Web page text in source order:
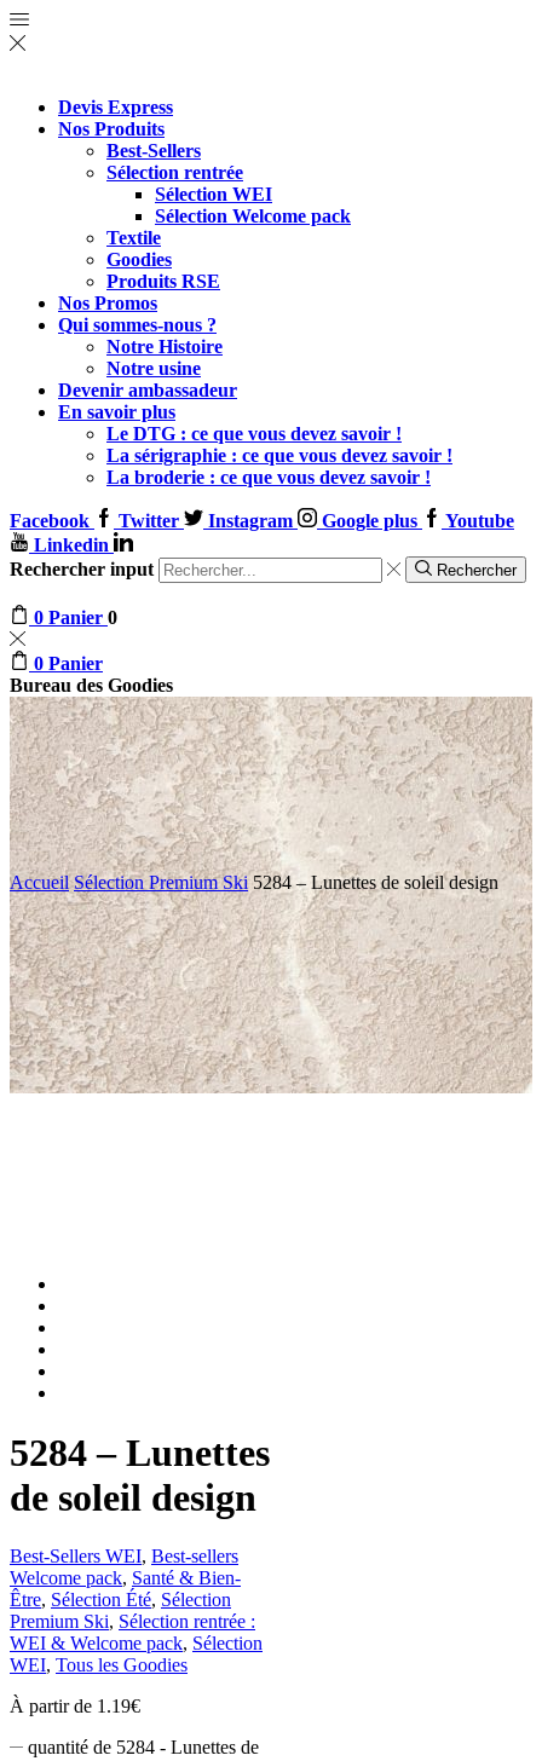
Devis Express
Nos Produits
Best-Sellers
Sélection rentrée
Sélection WEI
Sélection Welcome pack
Textile
Goodies
Produits RSE
Nos Promos
Qui sommes-nous ?
Notre Histoire
Notre usine
Devenir ambassadeur
En savoir plus
Le DTG : ce que vous devez savoir !
La sérigraphie : ce que vous devez savoir !
La broderie : ce que vous devez savoir !
Facebook Twitter Instagram Google plus
Youtube
Linkedin
Rechercher input
Rechercher
0 Panier 0
0 Panier
Bureau des Goodies
Accueil Sélection Premium Ski 5284 – Lunettes de soleil design
5284 – Lunettes
de soleil design
Best-Sellers WEI, Best-sellers
Welcome pack, Santé & Bien-
Être, Sélection Été, Sélection
Premium Ski, Sélection rentrée :
WEI & Welcome pack, Sélection
WEI, Tous les Goodies
À partir de 1.19€
quantité de 5284 - Lunettes de